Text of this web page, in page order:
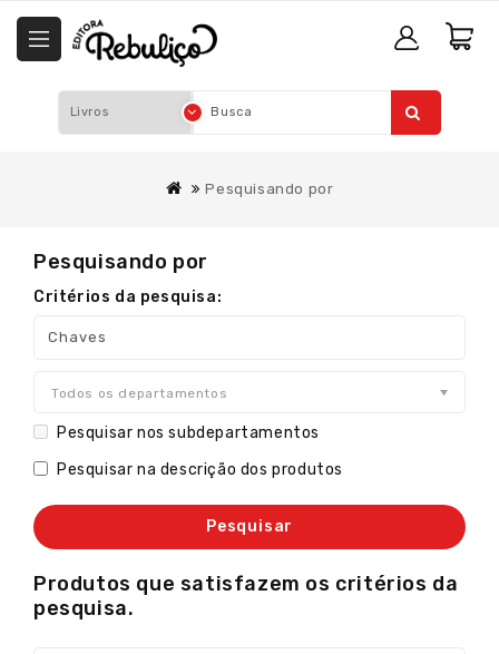
Pesquisando por
Pesquisando por
Critérios da pesquisa:
Todos os departamentos
Pesquisar nos subdepartamentos
Pesquisar na descrição dos produtos
Produtos que satisfazem os critérios da
pesquisa.